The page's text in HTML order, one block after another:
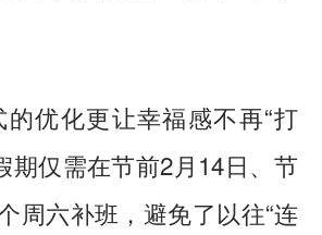
优化更让幸福感不再“打
期仅需在节前2月14日、节
周六补班，避免了以往“连